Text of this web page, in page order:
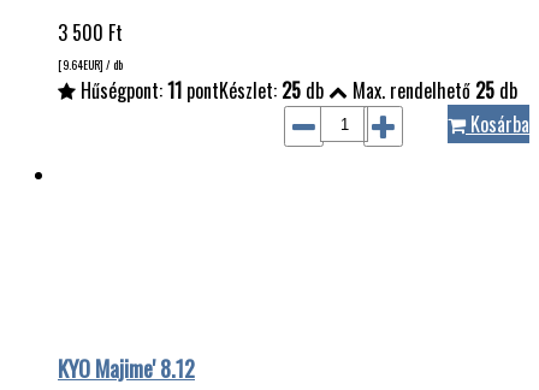
3 500 Ft
[9.64EUR] / db
Hűségpont:11 pontKészlet: 25 db Max. rendelhető 25 db
Kosárba
KYO Majime' 8.12